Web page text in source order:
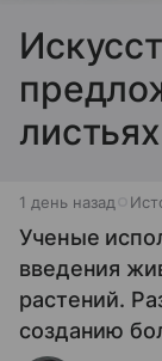
1 день назад
Ученые
введения
растений.
созданию